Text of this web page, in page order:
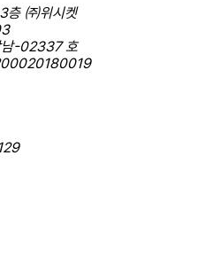
층 ㈜위시켓
남-02337 호